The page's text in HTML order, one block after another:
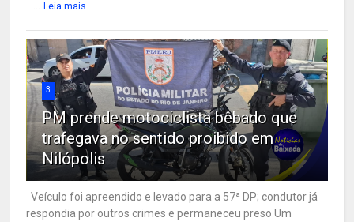
Leia mais
3
PM prende motociclista bêbado que
trafegava no sentido proibido em
Nilópolis
Veículo foi apreendido e levado para a 57ª DP; condutor já
respondia por outros crimes e permaneceu preso Um